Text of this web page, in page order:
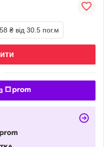
₴ від 30.5 пог.м